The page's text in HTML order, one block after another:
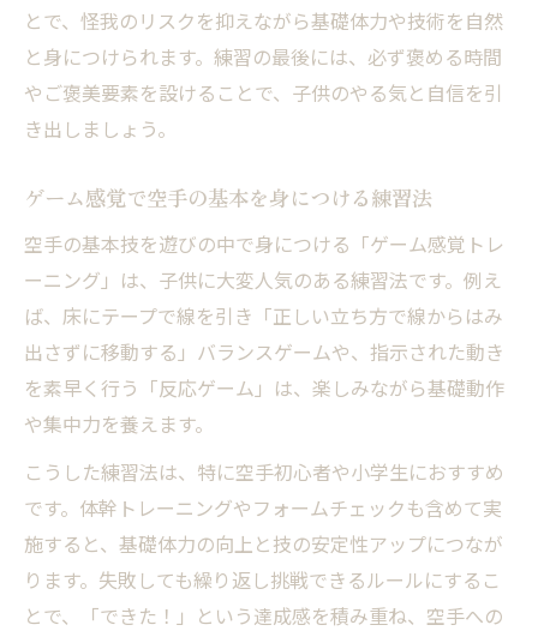
とで、怪我のリスクを抑えながら基礎体力や技術を自然
と身につけられます。練習の最後には、必ず褒める時間
やご褒美要素を設けることで、子供のやる気と自信を引
き出しましょう。
ゲーム感覚で空手の基本を身につける練習法
空手の基本技を遊びの中で身につける「ゲーム感覚トレ
ーニング」は、子供に大変人気のある練習法です。例え
ば、床にテープで線を引き「正しい立ち方で線からはみ
出さずに移動する」バランスゲームや、指示された動き
を素早く行う「反応ゲーム」は、楽しみながら基礎動作
や集中力を養えます。
こうした練習法は、特に空手初心者や小学生におすすめ
です。体幹トレーニングやフォームチェックも含めて実
施すると、基礎体力の向上と技の安定性アップにつなが
ります。失敗しても繰り返し挑戦できるルールにするこ
とで、「できた！」という達成感を積み重ね、空手への